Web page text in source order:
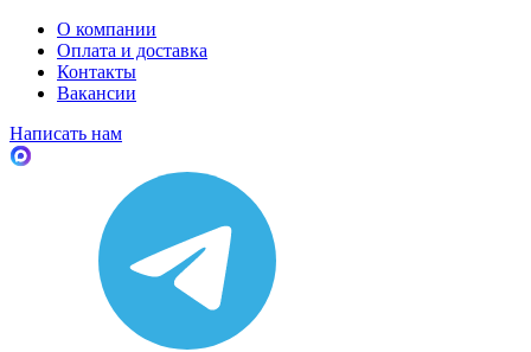
О компании
Оплата и доставка
Контакты
Вакансии
Написать нам